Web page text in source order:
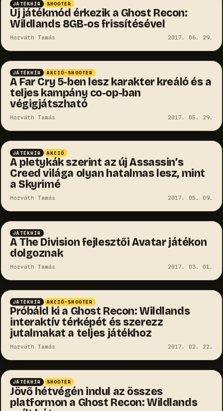
JÁTÉKHÍR SHOOTER
Új játékmód érkezik a Ghost Recon:
Wildlands 8GB-os frissítésével
Horváth Tamás 2017. 06. 29.
JÁTÉKHÍR AKCIÓ-SHOOTER
A Far Cry 5-ben lesz karakter kreáló és a
teljes kampány co-op-ban
végigjátszható
Horváth Tamás 2017. 05. 29.
JÁTÉKHÍR AKCIÓ
A pletykák szerint az új Assassin’s
Creed világa olyan hatalmas lesz, mint
a Skyrimé
Horváth Tamás 2017. 05. 09.
JÁTÉKHÍR
A The Division fejlesztői Avatar játékon
dolgoznak
Horváth Tamás 2017. 03. 01.
JÁTÉKHÍR AKCIÓ-SHOOTER
Próbáld ki a Ghost Recon: Wildlands
interaktív térképét és szerezz
jutalmakat a teljes játékhoz
Horváth Tamás 2017. 02. 22.
JÁTÉKHÍR SHOOTER
Jövő hétvégén indul az összes
platformon a Ghost Recon: Wildlands